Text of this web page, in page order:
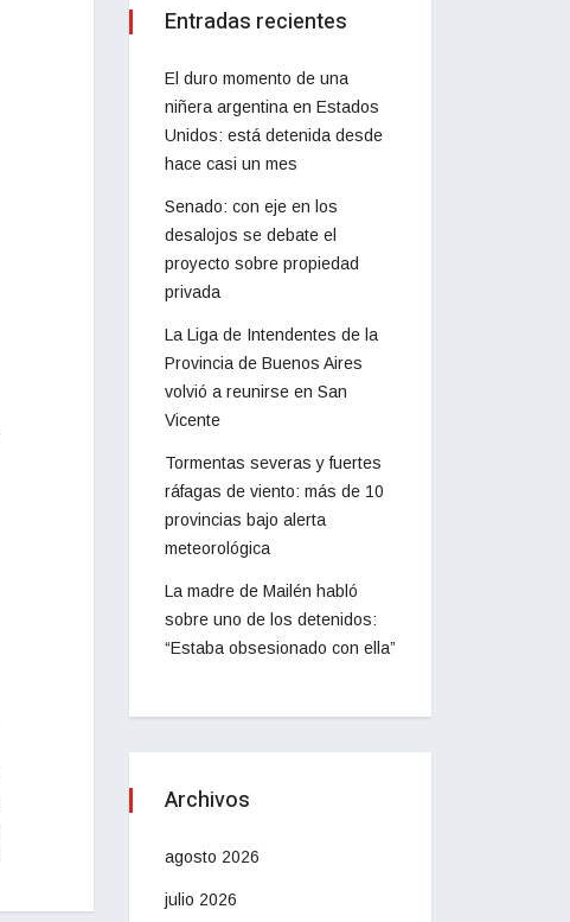
Entradas recientes
El duro momento de una
niñera argentina en Estados
Unidos: está detenida desde
hace casi un mes
Senado: con eje en los
desalojos se debate el
proyecto sobre propiedad
privada
La Liga de Intendentes de la
Provincia de Buenos Aires
volvió a reunirse en San
Vicente
Tormentas severas y fuertes
ráfagas de viento: más de 10
provincias bajo alerta
meteorológica
La madre de Mailén habló
sobre uno de los detenidos:
“Estaba obsesionado con ella”
Archivos
agosto 2026
julio 2026